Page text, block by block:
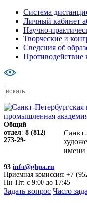
Система
Личный кабинет
Научно-
Творческие и
Сведения об
Противодействие
Санкт-
Общий
отдел: 8 (812)
273-29-
93 info@ghpa.ru
Приемная комиссия: +7
Пн-Пт: с 9:00 до 17:45
Задать вопрос Часто